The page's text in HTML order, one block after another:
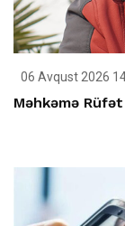
06 Avqust 2026
Məhkəmə